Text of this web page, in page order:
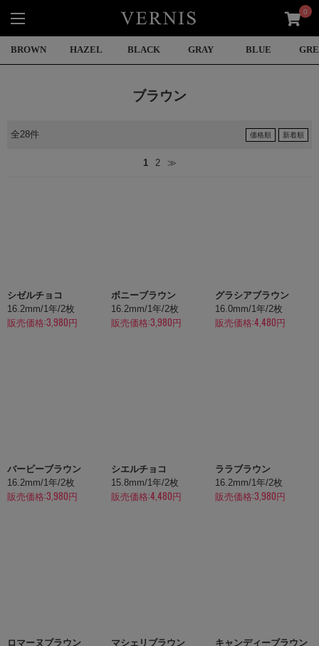
0
BROWN HAZEL BLACK GRAY BLUE
ブラウン
全28件 価格順 新着順
1 2 ≫
シゼルチョコ
16.2mm/1年/2枚
販売価格:3,980円
ボニーブラウン
16.2mm/1年/2枚
販売価格:3,980円
グラシアブラウン
16.0mm/1年/2枚
販売価格:4,480円
バービーブラウン
16.2mm/1年/2枚
販売価格:3,980円
シエルチョコ
15.8mm/1年/2枚
販売価格:4,480円
ララブラウン
16.2mm/1年/2枚
販売価格:3,980円
ロマーヌブラウン
マシェリブラウン
キャンディーブラウン